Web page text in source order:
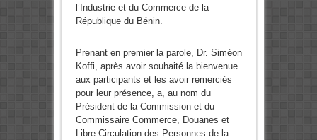
l’Industrie et du Commerce de la
République du Bénin.
Prenant en premier la parole, Dr. Siméon
Koffi, après avoir souhaité la bienvenue
aux participants et les avoir remerciés
pour leur présence, a, au nom du
Président de la Commission et du
Commissaire Commerce, Douanes et
Libre Circulation des Personnes de la